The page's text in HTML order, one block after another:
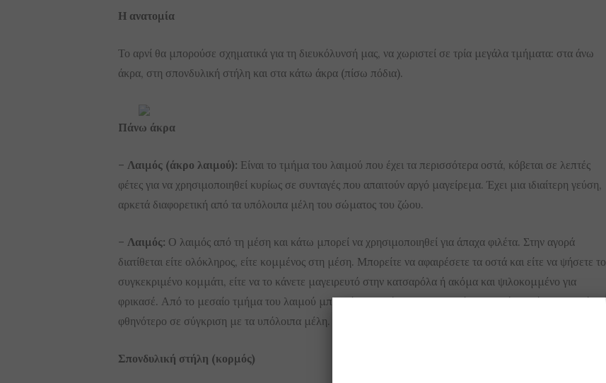
Η ανατομία
Το αρνί θα μπορούσε σχηματικά για τη διευκόλυνσή μας, να χωριστεί σε τρία μεγάλα τμήματα: στα άνω
άκρα, στη σπονδυλική στήλη και στα κάτω άκρα (πίσω πόδια).
Πάνω άκρα
– Λαιμός (άκρο λαιμού): Είναι το τμήμα του λαιμού που έχει τα περισσότερα οστά, κόβεται σε λεπτές
φέτες για να χρησιμοποιηθεί κυρίως σε συνταγές που απαιτούν αργό μαγείρεμα. Έχει μια ιδιαίτερη γεύση,
αρκετά διαφορετική από τα υπόλοιπα μέλη του σώματος του ζώου.
– Λαιμός: Ο λαιμός από τη μέση και κάτω μπορεί να χρησιμοποιηθεί για άπαχα φιλέτα. Στην αγορά
διατίθεται είτε ολόκληρος, είτε κομμένος στη μέση. Μπορείτε να αφαιρέσετε τα οστά και είτε να ψήσετε το
συγκεκριμένο κομμάτι, είτε να το κάνετε μαγειρευτό στην κατσαρόλα ή ακόμα και ψιλοκομμένο για
φρικασέ. Από το μεσαίο τμήμα του λαιμού μπορούμε να πάρουμε τον καλύτερο κιμά και είναι σχετικά
φθηνότερο σε σύγκριση με τα υπόλοιπα μέλη.
Σπονδυλική στήλη (κορμός)